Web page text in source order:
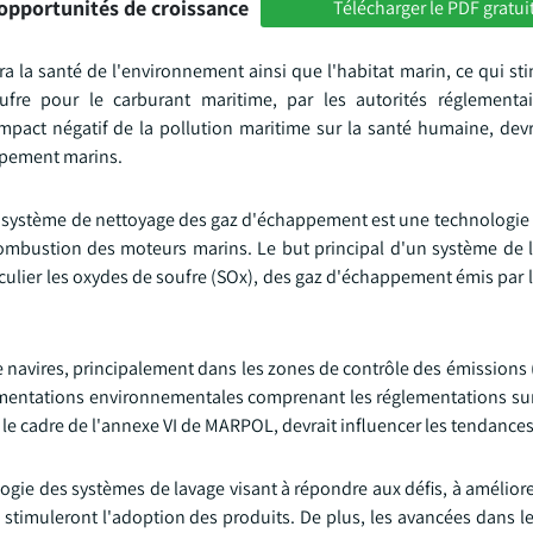
de croissance Télécharger le PDF
la santé de l'environnement ainsi que l'habitat marin, ce qui
pour le carburant maritime, par les autorités
négatif de la pollution maritime sur la santé humaine,
marins.
de nettoyage des gaz d'échappement est une
des moteurs marins. Le but principal d'un système de
les oxydes de soufre (SOx), des gaz d'échappement émis par
principalement dans les zones de contrôle des émissions
environnementales comprenant les réglementations
de l'annexe VI de MARPOL, devrait influencer les
des systèmes de lavage visant à répondre aux défis, à
l'adoption des produits. De plus, les avancées dans